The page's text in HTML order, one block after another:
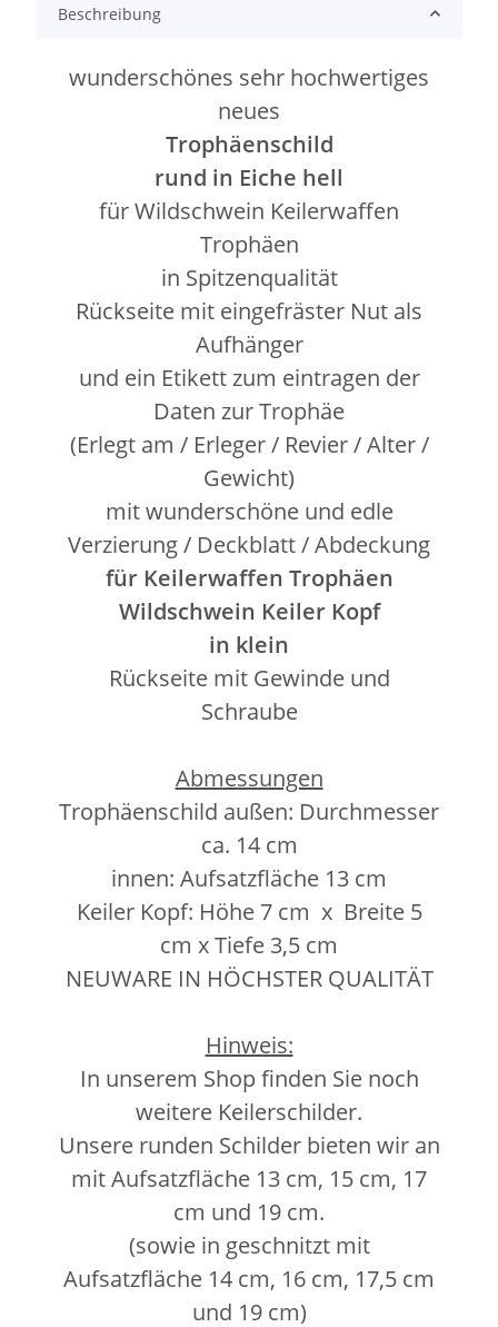
Beschreibung
wunderschönes sehr hochwertiges
neues
Trophäenschild
rund in Eiche hell
für Wildschwein Keilerwaffen
Trophäen
in Spitzenqualität
Rückseite mit eingefräster Nut als
Aufhänger
und ein Etikett zum eintragen der
Daten zur Trophäe
(Erlegt am / Erleger / Revier / Alter /
Gewicht)
mit wunderschöne und edle
Verzierung / Deckblatt / Abdeckung
für Keilerwaffen Trophäen
Wildschwein Keiler Kopf
in klein
Rückseite mit Gewinde und
Schraube
Abmessungen
Trophäenschild außen: Durchmesser
ca. 14 cm
innen: Aufsatzfläche 13 cm
Keiler Kopf: Höhe 7 cm x Breite 5
cm x Tiefe 3,5 cm
NEUWARE IN HÖCHSTER QUALITÄT
Hinweis:
In unserem Shop finden Sie noch
weitere Keilerschilder.
Unsere runden Schilder bieten wir an
mit Aufsatzfläche 13 cm, 15 cm, 17
cm und 19 cm.
(sowie in geschnitzt mit
Aufsatzfläche 14 cm, 16 cm, 17,5 cm
und 19 cm)